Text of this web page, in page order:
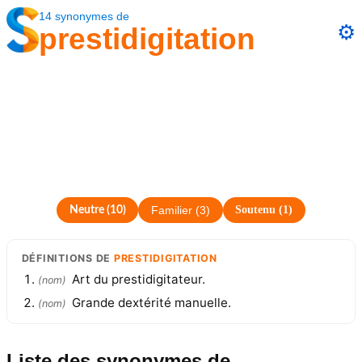
14synonymes de
prestidigitation ⚙️
Neutre(10) Familier (3) Soutenu (1)
DÉFINITIONS DE PRESTIDIGITATION
(nom) Art du prestidigitateur.
(nom) Grande dextérité manuelle.